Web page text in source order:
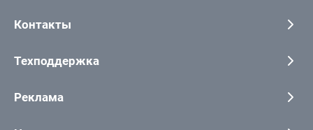
Контакты
Техподдержка
Реклама